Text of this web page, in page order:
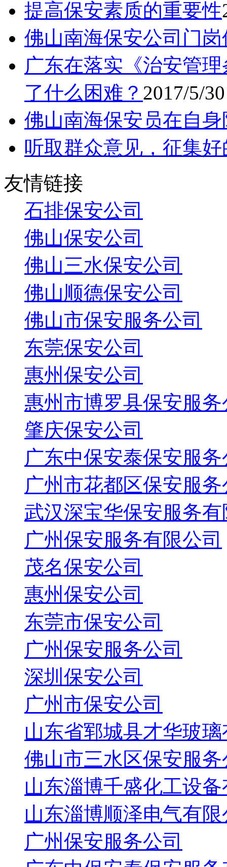
提高保安素质的重要性
佛山南海保安公司门
广东在落实《治安管
了什么困难？ 2017/5/30
佛山南海保安员在自
听取群众意见，征集
友情链接
石排保安公司
佛山保安公司
佛山三水保安公司
佛山顺德保安公司
佛山市保安服务公司
东莞保安公司
惠州保安公司
惠州市博罗县保安服务
肇庆保安公司
广东中保安泰保安服
广州市花都区保安服
武汉深宝华保安服务
广州保安服务有限公司
茂名保安公司
惠州保安公司
东莞市保安公司
广州保安服务公司
深圳保安公司
广州市保安公司
山东省郓城县才华玻
佛山市三水区保安服务
山东淄博千盛化工设
山东淄博顺泽电气有
广州保安服务公司